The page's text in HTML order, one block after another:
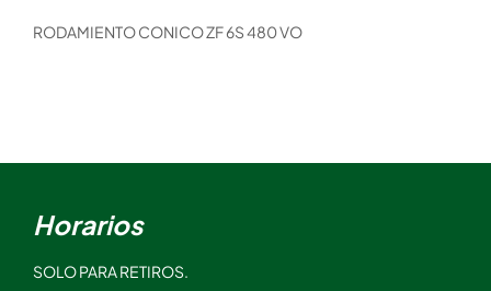
RODAMIENTO CONICO ZF 6S 480 VO
Horarios
SOLO PARA RETIROS.